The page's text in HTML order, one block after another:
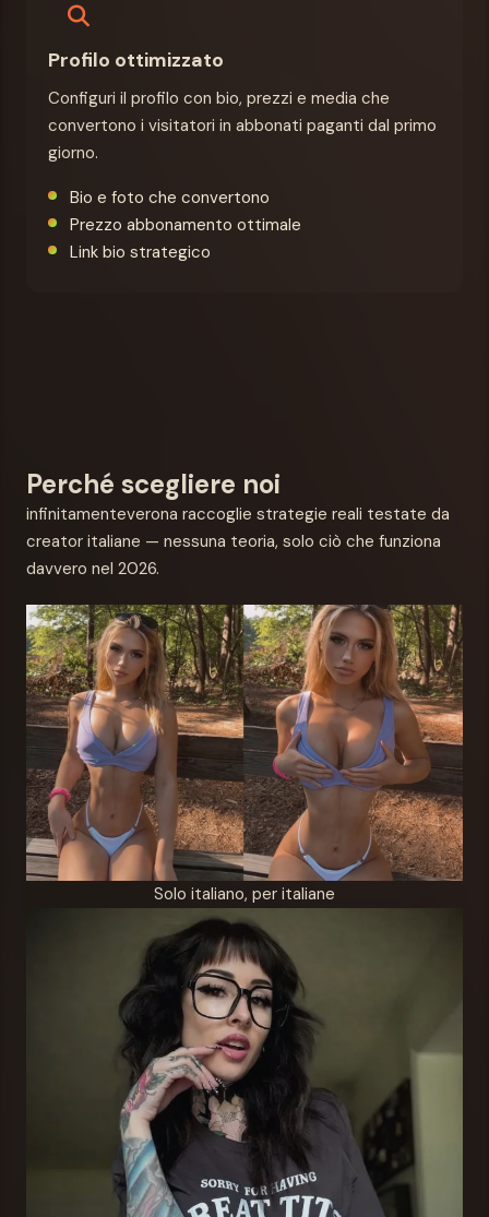
Profilo ottimizzato
Configuri il profilo con bio, prezzi e media che
convertono i visitatori in abbonati paganti dal primo
giorno.
Bio e foto che convertono
Prezzo abbonamento ottimale
Link bio strategico
Perché scegliere noi
infinitamenteverona raccoglie strategie reali testate da
creator italiane — nessuna teoria, solo ciò che funziona
davvero nel 2026.
Solo italiano, per italiane